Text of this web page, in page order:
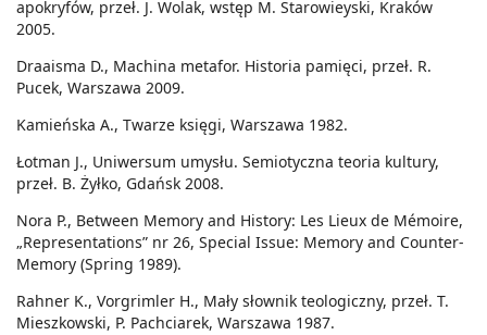
apokryfów, przeł. J. Wolak, wstęp M. Starowieyski, Kraków
2005.
Draaisma D., Machina metafor. Historia pamięci, przeł. R.
Pucek, Warszawa 2009.
Kamieńska A., Twarze księgi, Warszawa 1982.
Łotman J., Uniwersum umysłu. Semiotyczna teoria kultury,
przeł. B. Żyłko, Gdańsk 2008.
Nora P., Between Memory and History: Les Lieux de Mémoire,
„Representations” nr 26, Special Issue: Memory and Counter-
Memory (Spring 1989).
Rahner K., Vorgrimler H., Mały słownik teologiczny, przeł. T.
Mieszkowski, P. Pachciarek, Warszawa 1987.